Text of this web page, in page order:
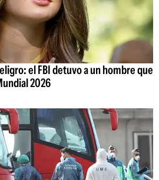
el FBI detuvo a un hombre que
2026